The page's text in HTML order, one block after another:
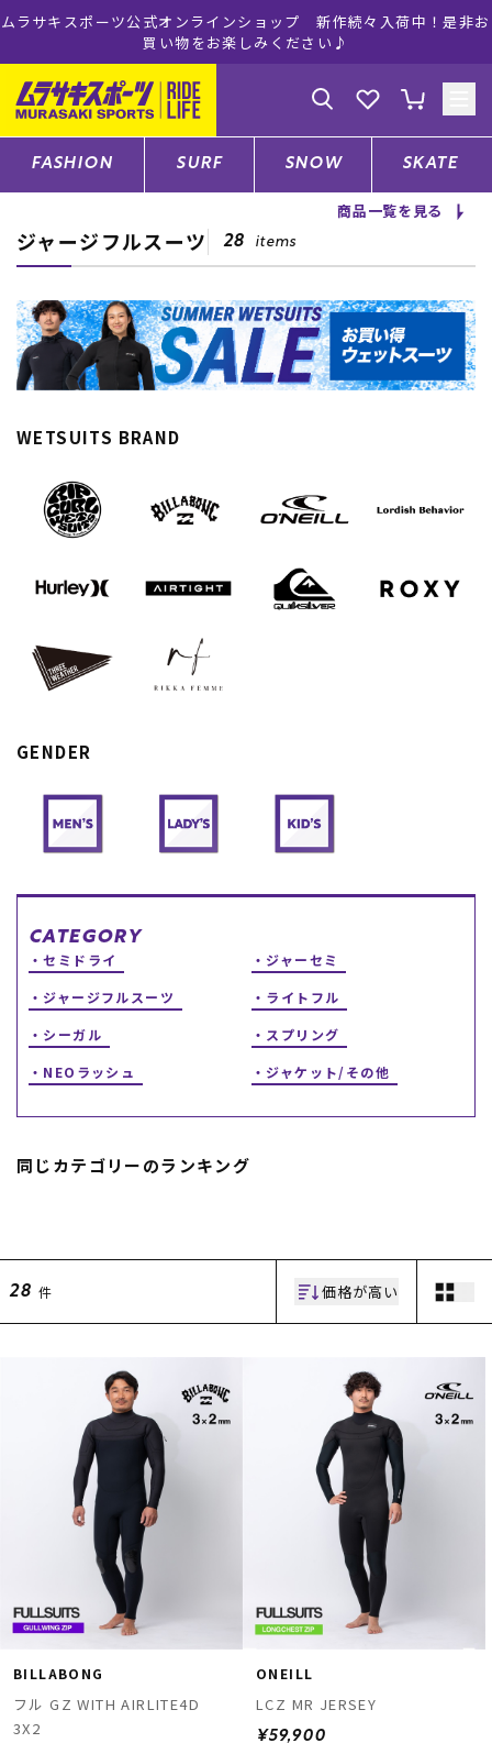
ムラサキスポーツ公式オンラインショップ 新作続々入荷中！是非お
買い物をお楽しみください♪
ゲスト様
ログイン 会員登録
店舗一覧
CATEGORY
スノーTOP
スケートTOP
ブランド一覧
RIDE LIFE MAGAZINE一
スタッフスナップ
中古/アウトレット サー
中古/アウトレット スノ
店頭受取サービス
アフターサポート
下取り保証について
店舗一覧
FASHION SURF SNOW SKATE
商品一覧を見る
ジャージフルスーツ 28 items
WETSUITS BRAND
GENDER
CATEGORY
セミドライ
ジャーセミ
ジャージフルスーツ
ライトフル
シーガル
スプリング
NEOラッシュ
ジャケット/その他
同じカテゴリーのランキング
28 件 価格が高い
BILLABONG
フル GZ WITH AIRLITE4D
3X2
ONEILL
LCZ MR JERSEY
¥59,900